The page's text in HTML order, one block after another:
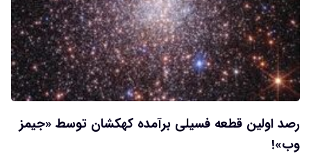
رصد اولین قطعه فسیلی برآمده کهکشان توسط «جیمز
وب»!